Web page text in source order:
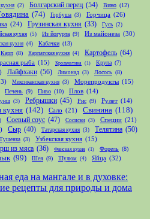
кухня (2) Болгарский перец (54) Вино (12)
(74) Горбуша (3) Горчица (26)
(24) Грузинская кухня (33) Гусь (2)
кухня (5) Из йогурта (9) Из майонеза (30)
кухня (4) Кабачки (13)
Карп (8) Карпатская кухня (4) Картофель (64)
рыба (15) Крольчатина (1) Крупа (7)
Лайфхаки (56) Лимонад (3) Лосось (8)
Мексиканская кухня (3) Морепродукты (15)
Печень (9) Пиво (10) Плов (14)
(3) Ребрышки (45) Рис (9) Рулет (14)
кухня (142) Сало (21) Свинина (118)
Соевый соус (47) Сосиски (3) Специи (21)
Сыр (40) Татарская кухня (3) Телятина (50)
Тушенка (3) Узбекская кухня (15)
из мяса (36) Финская кухня (1) Форель (8)
(99) Шея (9) Шулюм (4) Яйца (32)
еда на мангале и в духовке:
рецепты для природы и дома